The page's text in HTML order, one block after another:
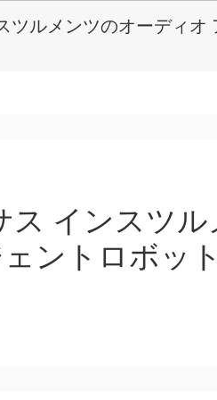
ツルメンツのオーディ
ス インスツ
ントロボッ